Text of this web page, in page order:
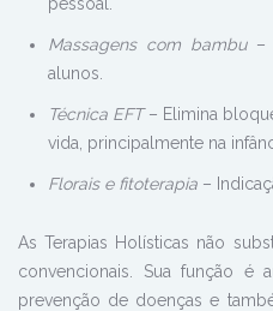
Massagens com bambu–
alunos.
Técnica EFT– Elimina
vida, principalmente na
Florais e fitoterapia –
As Terapias Holísticas não
convencionais. Sua função é
prevenção de doenças e